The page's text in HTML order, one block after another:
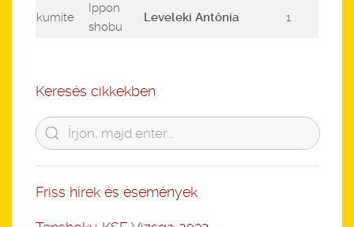
kumite
Ippon
shobu
Leveleki Antónia 1
Keresés cikkekben
Friss hírek és események